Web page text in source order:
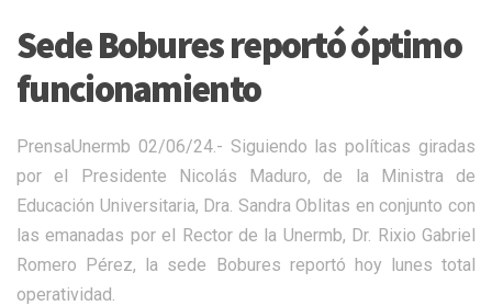
Sede Bobures reportó óptimo
funcionamiento
PrensaUnermb 02/06/24.- Siguiendo las políticas giradas
por el Presidente Nicolás Maduro, de la Ministra de
Educación Universitaria, Dra. Sandra Oblitas en conjunto con
las emanadas por el Rector de la Unermb, Dr. Rixio Gabriel
Romero Pérez, la sede Bobures reportó hoy lunes total
operatividad.